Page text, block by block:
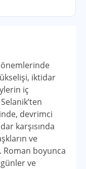
iktidar
iç
devrimci
karşısında
ve
Roman boyunca
ve